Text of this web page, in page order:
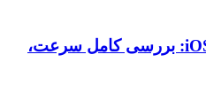
مقایسه اندروید 16 و iOS 26.1: بررسی کامل سرعت،